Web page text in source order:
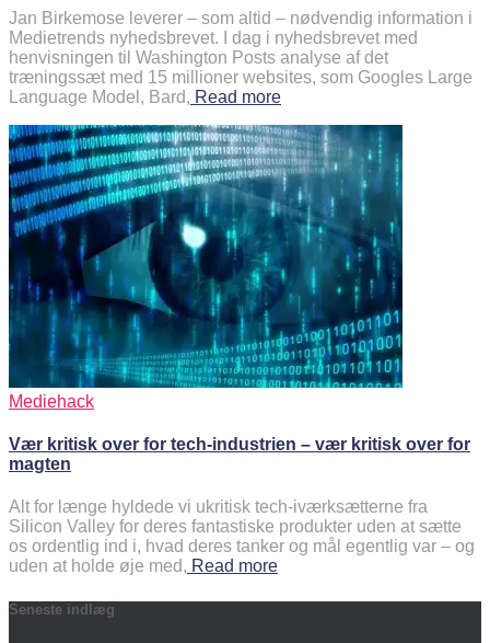
Jan Birkemose leverer – som altid – nødvendig information i
Medietrends nyhedsbrevet. I dag i nyhedsbrevet med
henvisningen til Washington Posts analyse af det
træningssæt med 15 millioner websites, som Googles Large
Language Model, Bard, Read more
Mediehack
Vær kritisk over for tech-industrien – vær kritisk over for
magten
Alt for længe hyldede vi ukritisk tech-iværksætterne fra
Silicon Valley for deres fantastiske produkter uden at sætte
os ordentlig ind i, hvad deres tanker og mål egentlig var – og
uden at holde øje med, Read more
Seneste indlæg